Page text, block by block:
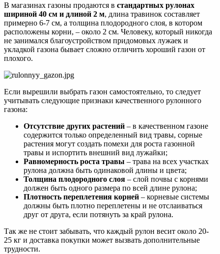
В магазинах газоны продаются в стандартных рулонах
шириной 40 см и длиной 2 м, длина травинок составляет
примерно 6-7 см, а толщина плодородного слоя, в котором
расположены корни, – около 2 см. Человеку, который никогда
не занимался благоустройством придомовых лужаек и
укладкой газона бывает сложно отличить хороший газон от
плохого.
Если вырешили выбрать газон самостоятельно, то следует
учитывать следующие признаки качественного рулонного
газона:
Отсутствие других растений – в качественном газоне
содержится только определенный вид травы, сорные
растения могут создать помехи для роста газонной
травы и испортить внешний вид лужайки;
Равномерность роста травы – трава на всех участках
рулона должна быть одинаковой длины и цвета;
Толщина плодородного слоя – слой почвы с корнями
должен быть одного размера по всей длине рулона;
Плотность переплетения корней – корневые системы
должны быть плотно переплетены и не отслаиваться
друг от друга, если потянуть за край рулона.
Так же не стоит забывать, что каждый рулон весит около 20-
25 кг и доставка покупки может вызвать дополнительные
трудности.